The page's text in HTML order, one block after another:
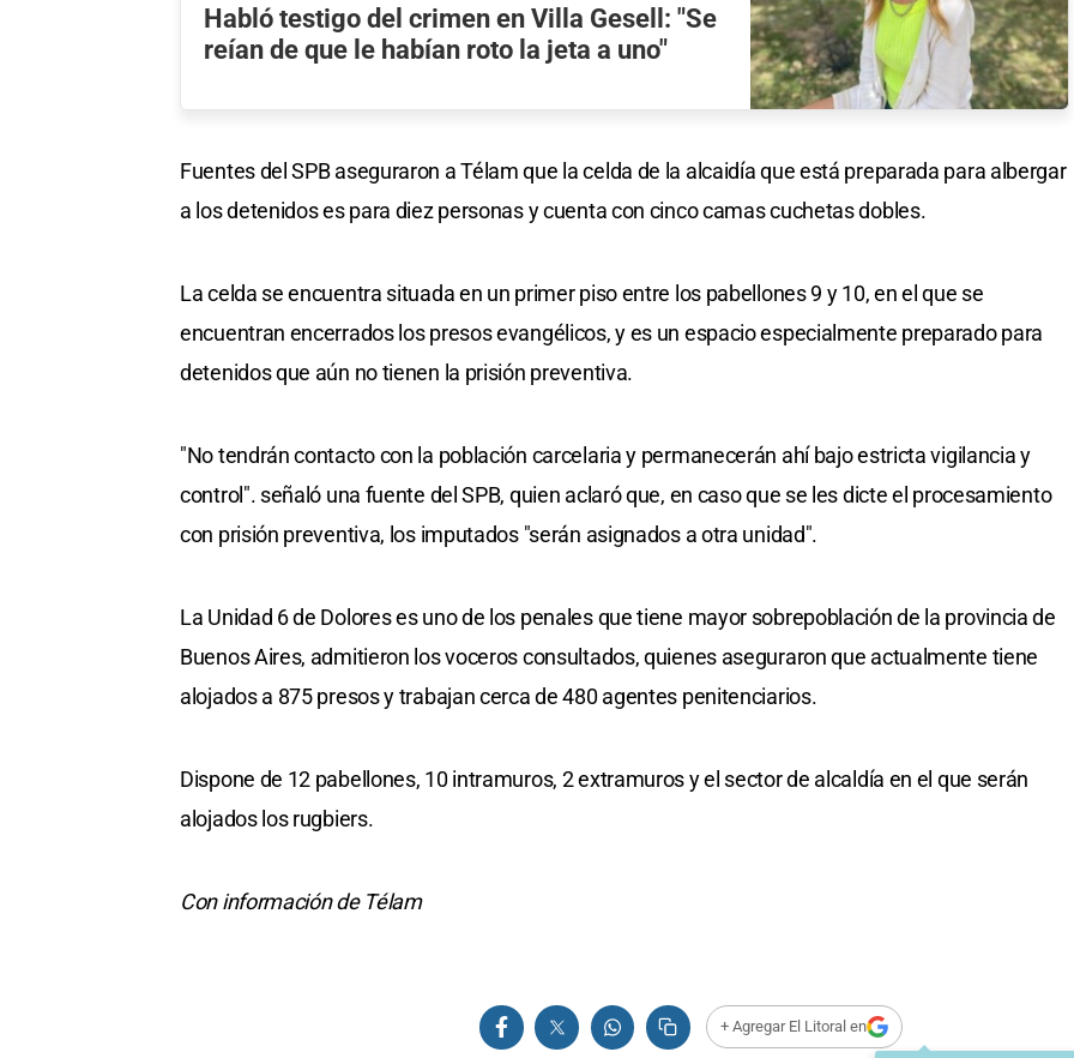
Habló testigo del crimen en Villa Gesell: "Se
reían de que le habían roto la jeta a uno"
Fuentes del SPB aseguraron a Télam que la celda de la alcaidía que está preparada para albergar
a los detenidos es para diez personas y cuenta con cinco camas cuchetas dobles.
La celda se encuentra situada en un primer piso entre los pabellones 9 y 10, en el que se
encuentran encerrados los presos evangélicos, y es un espacio especialmente preparado para
detenidos que aún no tienen la prisión preventiva.
"No tendrán contacto con la población carcelaria y permanecerán ahí bajo estricta vigilancia y
control". señaló una fuente del SPB, quien aclaró que, en caso que se les dicte el procesamiento
con prisión preventiva, los imputados "serán asignados a otra unidad".
La Unidad 6 de Dolores es uno de los penales que tiene mayor sobrepoblación de la provincia de
Buenos Aires, admitieron los voceros consultados, quienes aseguraron que actualmente tiene
alojados a 875 presos y trabajan cerca de 480 agentes penitenciarios.
Dispone de 12 pabellones, 10 intramuros, 2 extramuros y el sector de alcaldía en el que serán
alojados los rugbiers.
Con información de Télam
+ Agregar El Litoral en